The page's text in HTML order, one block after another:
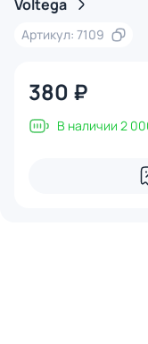
Voltega
Артикул: 7109
380 ₽
В наличии 2